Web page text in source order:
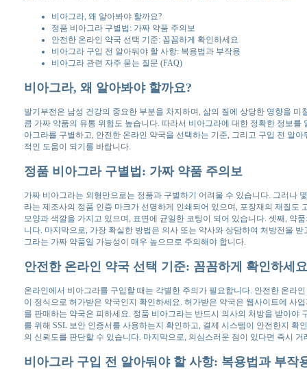
비아그라, 왜 알아봐야 할까요?
정품 비아그라 구별법: 가짜 약품 주의보
안전한 온라인 약국 선택 기준: 꼼꼼하게 확인하세요
비아그라 구입 전 알아둬야 할 사항: 복용법과 부작용
비아그라 관련 자주 묻는 질문 (FAQ)
비아그라, 왜 알아봐야 할까요?
발기부전은 남성 건강의 중요한 부분을 차지하며, 삶의 질에 상당한 영향을
큼 가짜 약품의 유통 위험도 높습니다. 따라서 비아그라에 대한 정확한 정보
아그라를 구별하고, 안전한 온라인 약국을 선택하는 기준, 그리고 구입 전 알
적인 도움이 되기를 바랍니다.
정품 비아그라 구별법: 가짜 약품 주의보
가짜 비아그라는 외형만으로는 정품과 구별하기 어려울 수 있습니다. 그러나
라는 제조사의 정품 인증 마크가 선명하게 인쇄되어 있으며, 포장재의 재질
모양과 색깔을 가지고 있으며, 표면에 균일한 코팅이 되어 있습니다. 셋째, 약
니다. 마지막으로, 가장 확실한 방법은 의사 또는 약사와 상담하여 처방전을
그라는 가짜 약품일 가능성이 매우 높으므로 주의해야 합니다.
안전한 온라인 약국 선택 기준: 꼼꼼하게 확인하세요
온라인에서 비아그라를 구입할 때는 각별한 주의가 필요합니다. 안전한 온라
이 정식으로 허가받은 약국인지 확인하세요. 허가받은 약국은 웹사이트에 사
를 판매하는 약국은 피하세요. 정품 비아그라는 반드시 의사의 처방을 받아
를 위해 SSL 보안 인증서를 사용하는지 확인하고, 결제 시스템이 안전한지
의 신뢰도를 판단할 수 있습니다. 마지막으로, 의심스러운 점이 있다면 즉시
비아그라 구입 전 알아둬야 할 사항: 복용법과 부작